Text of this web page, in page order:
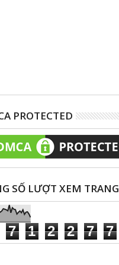
PROTECTED
SỐ LƯỢT XEM TRANG
7 1 2 2 7 7